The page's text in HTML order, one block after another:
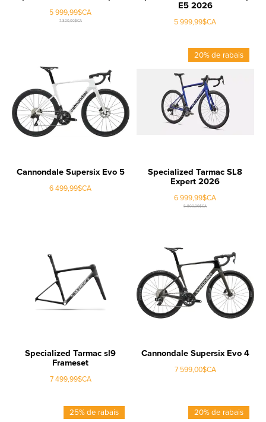
5 999,99$CA
7 800,00$CA
E5 2026
5 999,99$CA
Cannondale Supersix Evo 5
6 499,99$CA
20% de rabais
Specialized Tarmac SL8
Expert 2026
6 999,99$CA
8 800,00$CA
Specialized Tarmac sl9
Frameset
7 499,99$CA
Cannondale Supersix Evo 4
7 599,00$CA
25% de rabais 20% de rabais